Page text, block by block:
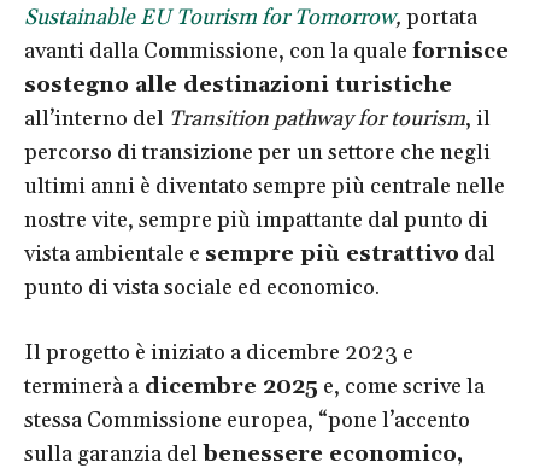
Sustainable EU Tourism for Tomorrow, portata
avanti dalla Commissione, con la quale fornisce
sostegno alle destinazioni turistiche
all’interno del Transition pathway for tourism, il
percorso di transizione per un settore che negli
ultimi anni è diventato sempre più centrale nelle
nostre vite, sempre più impattante dal punto di
vista ambientale e sempre più estrattivo dal
punto di vista sociale ed economico.
Il progetto è iniziato a dicembre 2023 e
terminerà a dicembre 2025 e, come scrive la
stessa Commissione europea, “pone l’accento
sulla garanzia delbenessere economico,